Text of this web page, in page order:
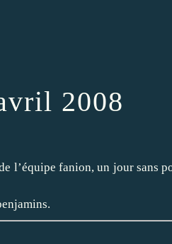
2008
l’équipe fanion, un jour sans